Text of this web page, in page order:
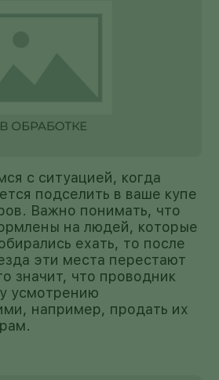
с ситуацией, когда
подселить в ваше купе
Важно понимать, что
на людей, которые
ехать, то после
эти места перестают
значит, что проводник
усмотрению
например, продать их